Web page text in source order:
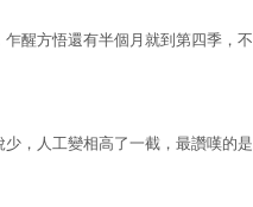
醒方悟還有半個月就到第四季，不
，人工變相高了一截，最讚嘆的是